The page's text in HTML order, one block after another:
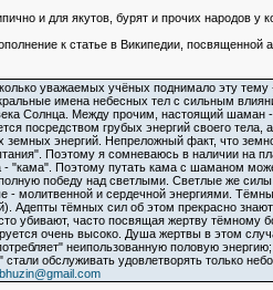
и для якутов, бурят и прочих народов у
к статье в Википедии,
уважаемых учёных поднимало эту тему
имена небесных тел с сильным
Солнца. Между прочим, настоящий шаман
посредством грубых энергий своего
земных энергий. Непреложный факт, что
Поэтому я сомневаюсь в наличии на
"кама". Поэтому путать кама с шаманом
победу над светлыми. Светлые же
- молитвенной и сердечной энергиями.
Адепты тёмных сил об этом прекрасно
убивают, часто посвящая жертву тёмному
очень высоко. Душа жертвы в этом
неипользованную половую
стали обслуживать удовлетворять только